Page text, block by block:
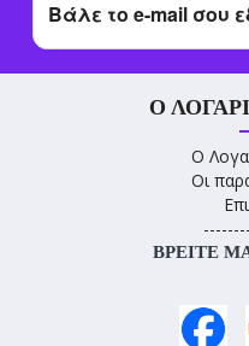
Ο
Ο
Οι
ΒΡΕΊΤΕ